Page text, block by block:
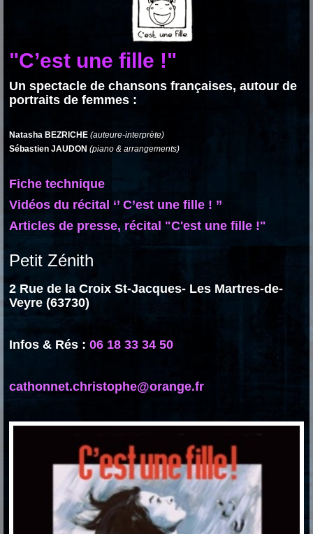
"C’est une fille !"
Un spectacle de chansons françaises, autour de
portraits de femmes :
Natasha BEZRICHE (auteure-interprète)
Sébastien JAUDON (piano & arrangements)
Fiche technique
Vidéos du récital ‘’ C’est une fille ! ’’
Articles de presse, récital "C'est une fille !"
Petit Zénith
2 Rue de la Croix St-Jacques- Les Martres-de-
Veyre (63730)
Infos & Rés : 06 18 33 34 50
cathonnet.christophe@orange.fr